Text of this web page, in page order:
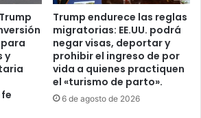
y
Trump endurece las reglas
migratorias: EE.UU. podrá
negar visas, deportar y
prohibir el ingreso de por
vida a quienes practiquen
el «turismo de parto».
6 de agosto de 2026